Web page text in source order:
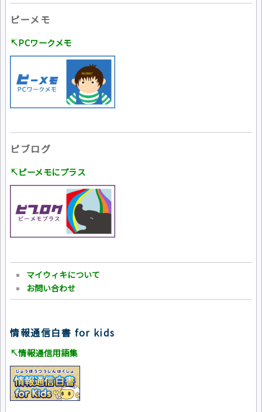
ピーメモ
↸PCワークメモ
ピブログ
↸ピーメモにプラス
マイウィキについて
お問い合わせ
情報通信白書 for kids
↸情報通信用語集